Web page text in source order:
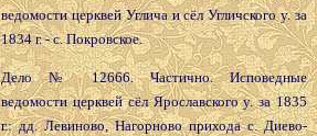
ведомости церквей Углича и сёл Угличского у. за
1834 г. - с. Покровское.
Дело № 12666. Частично. Исповедные
ведомости церквей сёл Ярославского у. за 1835
г.: дд. Левиново, Нагорново прихода с. Диево-